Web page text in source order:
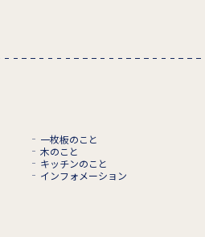
一枚板のこと
木のこと
キッチンのこと
インフォメーション